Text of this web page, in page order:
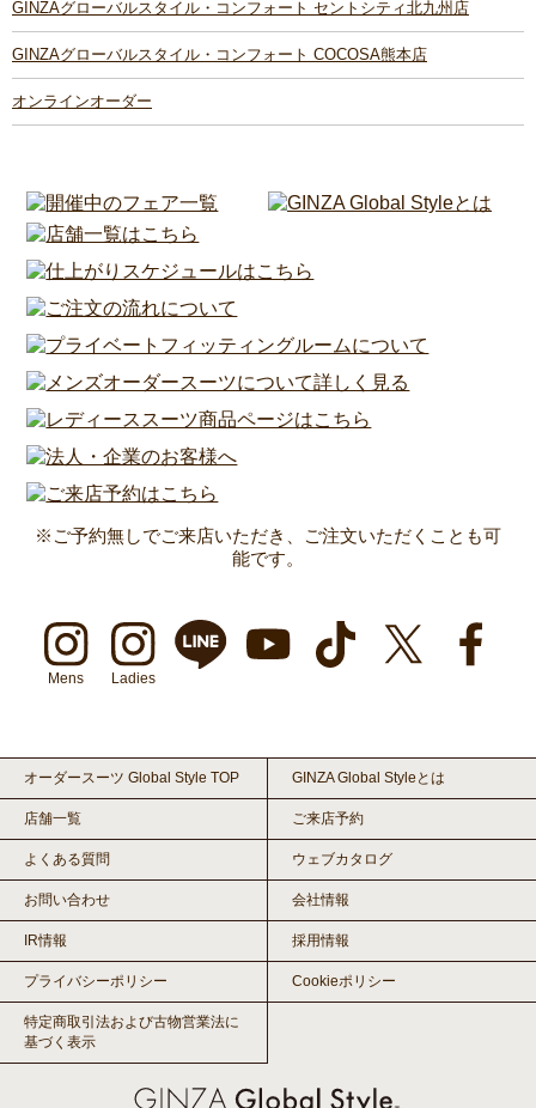
GINZAグローバルスタイル・コンフォート セントシティ北九州店
GINZAグローバルスタイル・コンフォート COCOSA熊本店
オンラインオーダー
※ご予約無しでご来店いただき、ご注文いただくことも可
能です。
Mens Ladies
オーダースーツ Global Style TOP GINZA Global Styleとは
店舗一覧 ご来店予約
よくある質問 ウェブカタログ
お問い合わせ 会社情報
IR情報 採用情報
プライバシーポリシー Cookieポリシー
特定商取引法および古物営業法に
基づく表示